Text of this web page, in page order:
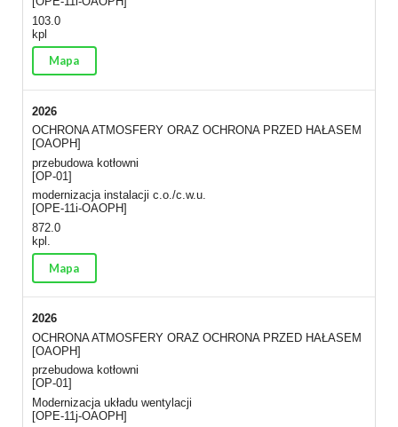
103.0
kpl
Mapa
2026
OCHRONA ATMOSFERY ORAZ OCHRONA PRZED HAŁASEM
[OAOPH]
przebudowa kotłowni
[OP-01]
modernizacja instalacji c.o./c.w.u.
[OPE-11i-OAOPH]
872.0
kpl.
Mapa
2026
OCHRONA ATMOSFERY ORAZ OCHRONA PRZED HAŁASEM
[OAOPH]
przebudowa kotłowni
[OP-01]
Modernizacja układu wentylacji
[OPE-11j-OAOPH]